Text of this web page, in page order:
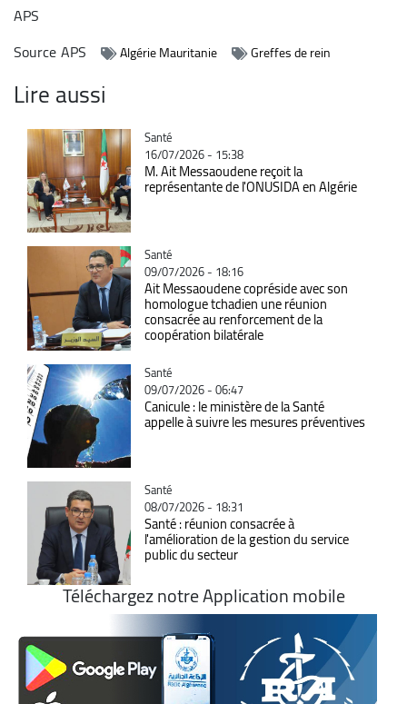
APS
SourceAPS Algérie Mauritanie Greffes de rein
Lire aussi
Catégorie
Santé
16/07/2026 - 15:38
M. Ait Messaoudene reçoit la
représentante de l'ONUSIDA en Algérie
Catégorie
Santé
09/07/2026 - 18:16
Ait Messaoudene copréside avec son
homologue tchadien une réunion
consacrée au renforcement de la
coopération bilatérale
Catégorie
Santé
09/07/2026 - 06:47
Canicule : le ministère de la Santé
appelle à suivre les mesures préventives
Catégorie
Santé
08/07/2026 - 18:31
Santé : réunion consacrée à
l'amélioration de la gestion du service
public du secteur
Téléchargez notre Application mobile